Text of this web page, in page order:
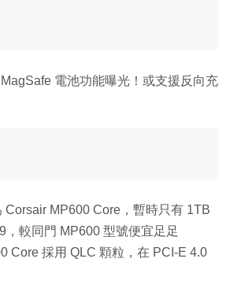
MagSafe 電池功能曝光！或支援反向充
Corsair MP600 Core，暫時只有 1TB
，較同門 MP600 型號便宜足足
Core 採用 QLC 顆粒，在 PCI-E 4.0